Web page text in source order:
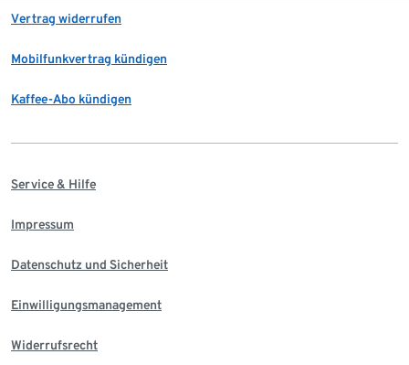
Vertrag widerrufen
Mobilfunkvertrag kündigen
Kaffee-Abo kündigen
Service & Hilfe
Impressum
Datenschutz und Sicherheit
Einwilligungsmanagement
Widerrufsrecht